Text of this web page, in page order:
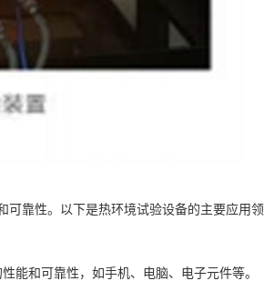
可靠性。以下是热环境试验设备的主要应用领
能和可靠性，如手机、电脑、电子元件等。